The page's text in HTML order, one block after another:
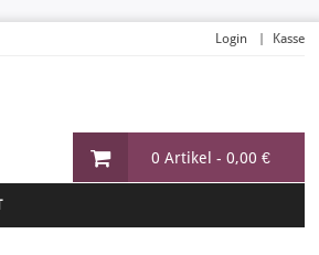
0 Artikel - 0,00 €
Login Kasse